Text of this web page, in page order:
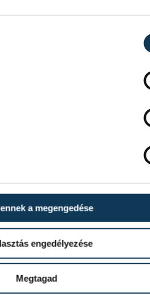
a megengedése
engedélyezése
Megtagad
zajlott le kedden
egyik Falcon–9
becsapódást a Földről
látni, a
figyelték az
–
a legforróbb,
tombol
Európára,
hőség. Magyarország a
közé került,
olyan száraz júliust
155 éve nem volt példa.